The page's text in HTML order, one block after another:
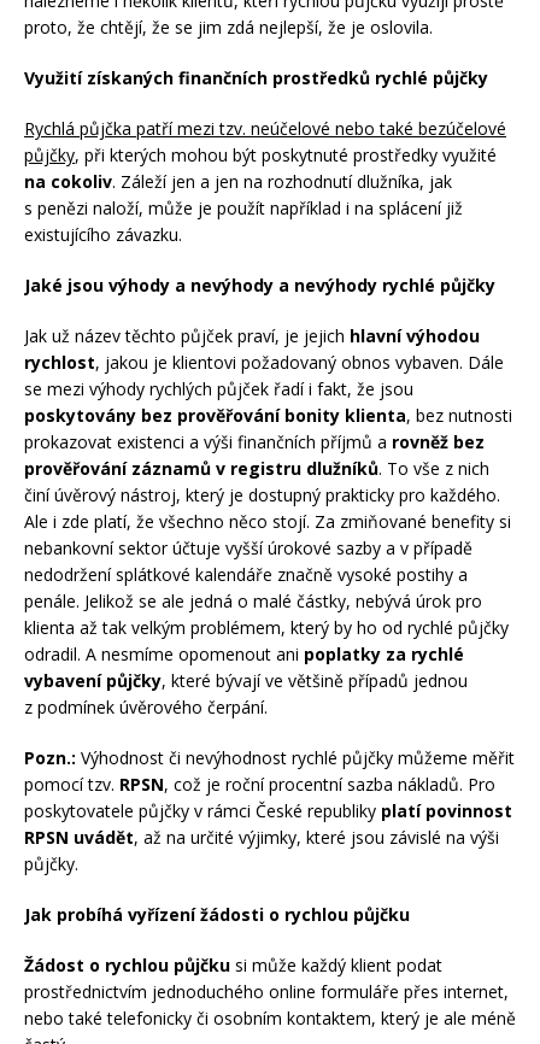
proto, že chtějí, že se jim zdá nejlepší, že je oslovila.
Využití získaných finančních prostředků rychlé půjčky
Rychlá půjčka patří mezi tzv. neúčelové nebo také bezúčelové
půjčky, při kterých mohou být poskytnuté prostředky využité
na cokoliv. Záleží jen a jen na rozhodnutí dlužníka, jak
s penězi naloží, může je použít například i na splácení již
existujícího závazku.
Jaké jsou výhody a nevýhody a nevýhody rychlé půjčky
Jak už název těchto půjček praví, je jejich hlavní výhodou
rychlost, jakou je klientovi požadovaný obnos vybaven. Dále
se mezi výhody rychlých půjček řadí i fakt, že jsou
poskytovány bez prověřování bonity klienta, bez nutnosti
prokazovat existenci a výši finančních příjmů a rovněž bez
prověřování záznamů v registru dlužníků. To vše z nich
činí úvěrový nástroj, který je dostupný prakticky pro každého.
Ale i zde platí, že všechno něco stojí. Za zmiňované benefity si
nebankovní sektor účtuje vyšší úrokové sazby a v případě
nedodržení splátkové kalendáře značně vysoké postihy a
penále. Jelikož se ale jedná o malé částky, nebývá úrok pro
klienta až tak velkým problémem, který by ho od rychlé půjčky
odradil. A nesmíme opomenout ani poplatky za rychlé
vybavení půjčky, které bývají ve většině případů jednou
z podmínek úvěrového čerpání.
Pozn.: Výhodnost či nevýhodnost rychlé půjčky můžeme měřit
pomocí tzv. RPSN, což je roční procentní sazba nákladů. Pro
poskytovatele půjčky v rámci České republiky platí povinnost
RPSN uvádět, až na určité výjimky, které jsou závislé na výši
půjčky.
Jak probíhá vyřízení žádosti o rychlou půjčku
Žádost o rychlou půjčku si může každý klient podat
prostřednictvím jednoduchého online formuláře přes internet,
nebo také telefonicky či osobním kontaktem, který je ale méně